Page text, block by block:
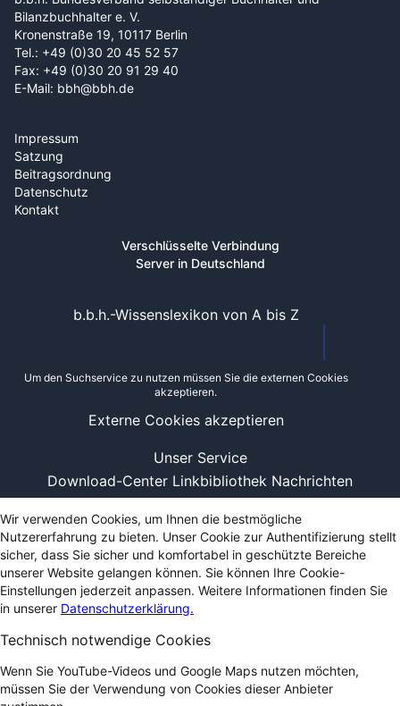
Bilanzbuchhalter e. V.
Kronenstraße 19, 10117 Berlin
Tel.: +49 (0)30 20 45 52 57
Fax: +49 (0)30 20 91 29 40
E-Mail: bbh@bbh.de
Impressum
Satzung
Beitragsordnung
Datenschutz
Kontakt
Verschlüsselte Verbindung
Server in Deutschland
Unser Service
Download-Center Linkbibliothek Nachrichten
b.b.h.-Wissenslexikon von A bis Z
Um den Suchservice zu nutzen müssen Sie die externen Cookies
akzeptieren.
Externe Cookies akzeptieren
Wir verwenden Cookies, um Ihnen die bestmögliche
Nutzererfahrung zu bieten. Unser Cookie zur Authentifizierung stellt
sicher, dass Sie sicher und komfortabel in geschützte Bereiche
unserer Website gelangen können. Sie können Ihre Cookie-
Einstellungen jederzeit anpassen. Weitere Informationen finden Sie
in unserer Datenschutzerklärung.
Technisch notwendige Cookies
Wenn Sie YouTube-Videos und Google Maps nutzen möchten,
müssen Sie der Verwendung von Cookies dieser Anbieter